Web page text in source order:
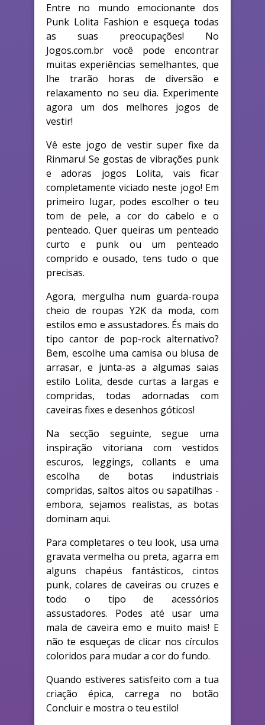
Entre no mundo emocionante dos
Punk Lolita Fashion e esqueça todas
as suas preocupações! No
Jogos.com.br você pode encontrar
muitas experiências semelhantes, que
lhe trarão horas de diversão e
relaxamento no seu dia. Experimente
agora um dos melhores jogos de
vestir!
Vê este jogo de vestir super fixe da
Rinmaru! Se gostas de vibrações punk
e adoras jogos Lolita, vais ficar
completamente viciado neste jogo! Em
primeiro lugar, podes escolher o teu
tom de pele, a cor do cabelo e o
penteado. Quer queiras um penteado
curto e punk ou um penteado
comprido e ousado, tens tudo o que
precisas.
Agora, mergulha num guarda-roupa
cheio de roupas Y2K da moda, com
estilos emo e assustadores. És mais do
tipo cantor de pop-rock alternativo?
Bem, escolhe uma camisa ou blusa de
arrasar, e junta-as a algumas saias
estilo Lolita, desde curtas a largas e
compridas, todas adornadas com
caveiras fixes e desenhos góticos!
Na secção seguinte, segue uma
inspiração vitoriana com vestidos
escuros, leggings, collants e uma
escolha de botas industriais
compridas, saltos altos ou sapatilhas -
embora, sejamos realistas, as botas
dominam aqui.
Para completares o teu look, usa uma
gravata vermelha ou preta, agarra em
alguns chapéus fantásticos, cintos
punk, colares de caveiras ou cruzes e
todo o tipo de acessórios
assustadores. Podes até usar uma
mala de caveira emo e muito mais! E
não te esqueças de clicar nos círculos
coloridos para mudar a cor do fundo.
Quando estiveres satisfeito com a tua
criação épica, carrega no botão
Concluir e mostra o teu estilo!